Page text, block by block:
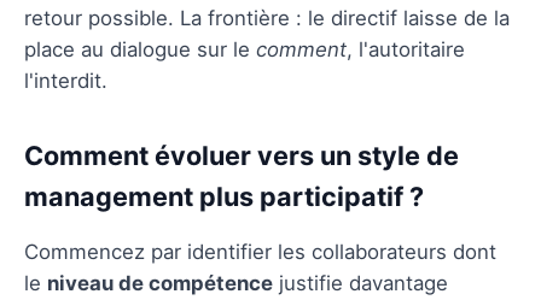
retour possible. La frontière : le directif laisse de la
place au dialogue sur le comment, l'autoritaire
l'interdit.
Comment évoluer vers un style de
management plus participatif ?
Commencez par identifier les collaborateurs dont
le niveau de compétence justifie davantage